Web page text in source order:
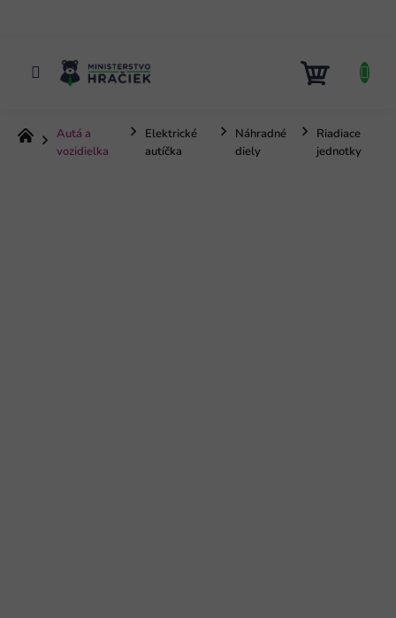
KOŠÍK
DomovAutá a
vozidielka
Elektrické
autíčka
Náhradné
diely
Riadiace
jednotky